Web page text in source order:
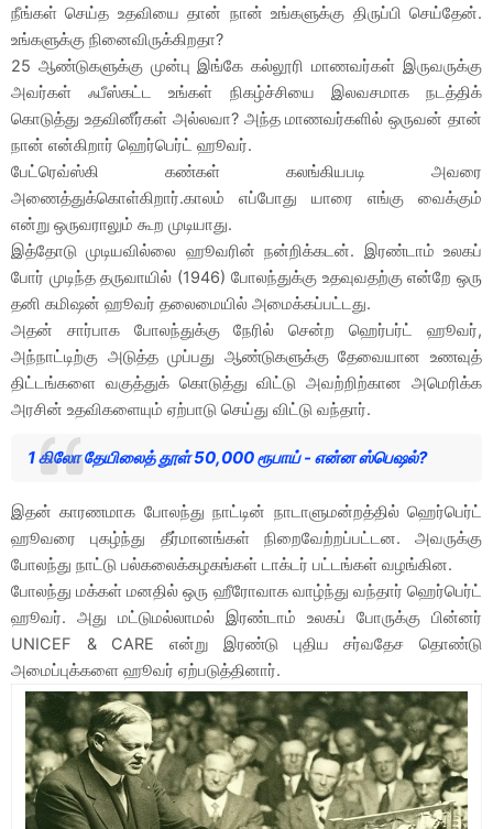
நீங்கள் செய்த உதவியை தான் நான் உங்களுக்கு திருப்பி செய்தேன்.
உங்களுக்கு நினைவிருக்கிறதா?
25 ஆண்டுகளுக்கு முன்பு இங்கே கல்லூரி மாணவர்கள் இருவருக்கு
அவர்கள் ஃபீஸ்கட்ட உங்கள் நிகழ்ச்சியை இலவசமாக நடத்திக்
கொடுத்து உதவினீர்கள் அல்லவா? அந்த மாணவர்களில் ஒருவன் தான்
நான் என்கிறார் ஹெர்பெர்ட் ஹூவர்.
பேட்ரெவ்ஸ்கி கண்கள் கலங்கியபடி அவரை
அணைத்துக்கொள்கிறார்.காலம் எப்போது யாரை எங்கு வைக்கும்
என்று ஒருவராலும் கூற முடியாது.
இத்தோடு முடியவில்லை ஹூவரின் நன்றிக்கடன். இரண்டாம் உலகப்
போர் முடிந்த தருவாயில் (1946) போலந்துக்கு உதவுவதற்கு என்றே ஒரு
தனி கமிஷன் ஹூவர் தலைமையில் அமைக்கப்பட்டது.
அதன் சார்பாக போலந்துக்கு நேரில் சென்ற ஹெர்பர்ட் ஹூவர்,
அந்நாட்டிற்கு அடுத்த முப்பது ஆண்டுகளுக்கு தேவையான உணவுத்
திட்டங்களை வகுத்துக் கொடுத்து விட்டு அவற்றிற்கான அமெரிக்க
அரசின் உதவிகளையும் ஏற்பாடு செய்து விட்டு வந்தார்.
1 கிலோ தேயிலைத் தூள் 50,000 ரூபாய் - என்ன ஸ்பெஷல்?
இதன் காரணமாக போலந்து நாட்டின் நாடாளுமன்றத்தில் ஹெர்பெர்ட்
ஹூவரை புகழ்ந்து தீர்மானங்கள் நிறைவேற்றப்பட்டன. அவருக்கு
போலந்து நாட்டு பல்கலைக்கழகங்கள் டாக்டர் பட்டங்கள் வழங்கின.
போலந்து மக்கள் மனதில் ஒரு ஹீரோவாக வாழ்ந்து வந்தார் ஹெர்பெர்ட்
ஹூவர். அது மட்டுமல்லாமல் இரண்டாம் உலகப் போருக்கு பின்னர்
UNICEF & CARE என்று இரண்டு புதிய சர்வதேச தொண்டு
அமைப்புக்களை ஹூவர் ஏற்படுத்தினார்.